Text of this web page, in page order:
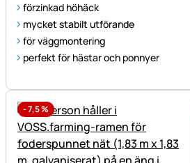
förzinkad höhäck
mycket stabilt utförande
för väggmontering
perfekt för hästar och ponnyer
-7,5%